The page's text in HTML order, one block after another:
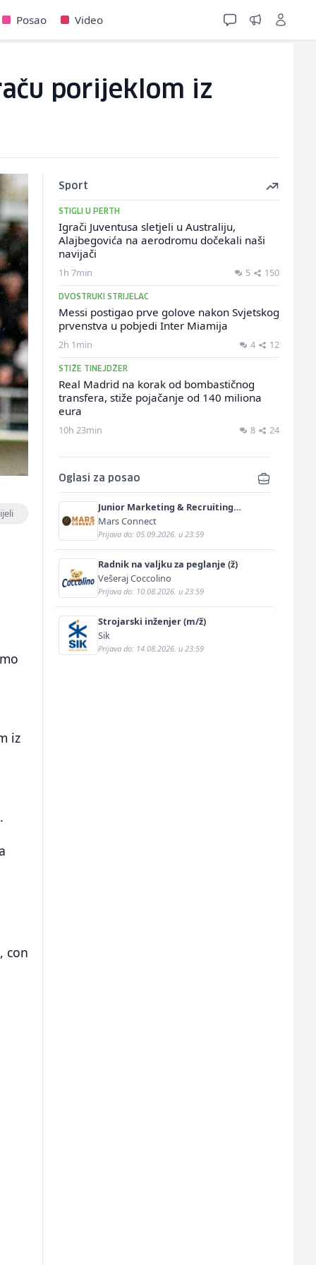
Posao Video
porijeklom iz
iz
con
Sport
STIGLI U PERTH
Igrači Juventusa sletjeli u Australiju,
Alajbegovića na aerodromu dočekali naši
navijači
1h 7min 5 150
DVOSTRUKI STRIJELAC
Messi postigao prve golove nakon Svjetskog
prvenstva u pobjedi Inter Miamija
2h 1min 4 12
STIŽE TINEJDŽER
Real Madrid na korak od bombastičnog
transfera, stiže pojačanje od 140 miliona
eura
10h 23min 8 24
Oglasi za posao
Junior Marketing & Recruiting
Specialist (m/ž)
Mars Connect
Prijava do: 05.09.2026. u 23:59
Radnik na valjku za peglanje (ž)
Vešeraj Coccolino
Prijava do: 10.08.2026. u 23:59
Strojarski inženjer (m/ž)
Sik
Prijava do: 14.08.2026. u 23:59